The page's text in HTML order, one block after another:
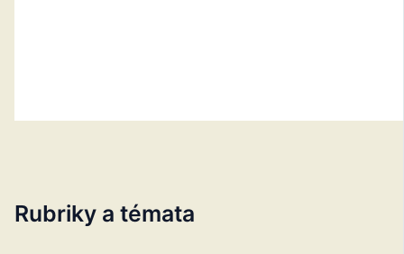
Rubriky a témata